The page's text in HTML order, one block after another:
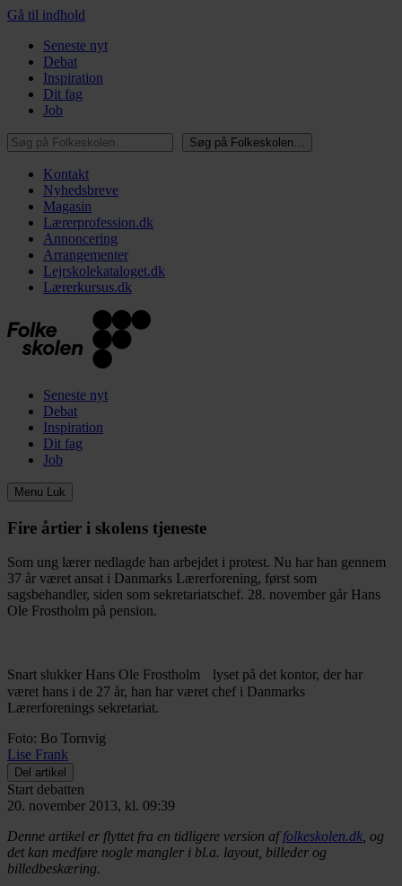
Gå til indhold
Seneste nyt
Debat
Inspiration
Dit fag
Job
Søg på Folkeskolen…
Søg på Folkeskolen…
Kontakt
Nyhedsbreve
Magasin
Lærerprofession.dk
Annoncering
Arrangementer
Lejrskolekataloget.dk
Lærerkursus.dk
Seneste nyt
Debat
Inspiration
Dit fag
Job
Menu Luk
Fire årtier i skolens tjeneste
Som ung lærer nedlagde han arbejdet i protest. Nu har han gennem
37 år været ansat i Danmarks Lærerforening, først som
sagsbehandler, siden som sekretariatschef. 28. november går Hans
Ole Frostholm på pension.
Snart slukker Hans Ole Frostholm lyset på det kontor, der har
været hans i de 27 år, han har været chef i Danmarks
Lærerforenings sekretariat.
Foto: Bo Tornvig
Lise Frank
Del artikel
Start debatten
20. november 2013, kl. 09:39
Denne artikel er flyttet fra en tidligere version affolkeskolen.dk, og
det kan medføre nogle mangler i bl.a. layout, billeder og
billedbeskæring.